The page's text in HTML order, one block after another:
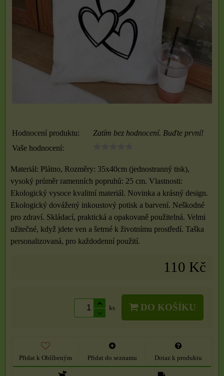
Hodnocení produktu:
Zatím bez hodnocení. Buďte první!
Vaše hodnocení:
Materiál: Plátno, Rozměry: 35x40cm (jednostranný tisk),
vysoký průměr ramenních popruhů: 25 cm. Vlastnosti:
Ekologický vysoce kvalitní materiál. Novinka a krásný design.
Ekologický dovážený inkoustový potisk a barvení. Neškodné
pro zdraví. Skládací, praktická a opakovaně použitelná. Velmi
užitečné, když jdete ven a šetrné k životnímu prostředí. Taška
personalizovaná, pro každodenní použití.
110 Kč
ks DO KOŠÍKU
Přidat k Oblíbeným Přidat do seznamu Dotaz k produktu